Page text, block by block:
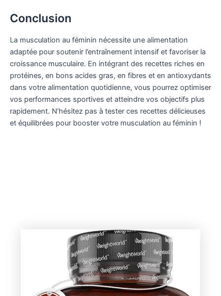
Conclusion
La musculation au féminin nécessite une alimentation
adaptée pour soutenir l’entraînement intensif et favoriser la
croissance musculaire. En intégrant des recettes riches en
protéines, en bons acides gras, en fibres et en antioxydants
dans votre alimentation quotidienne, vous pourrez optimiser
vos performances sportives et atteindre vos objectifs plus
rapidement. N’hésitez pas à tester ces recettes délicieuses
et équilibrées pour booster votre musculation au féminin !